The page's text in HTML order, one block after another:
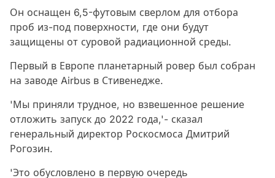
Он оснащен 6,5-футовым сверлом для отбора
проб из-под поверхности, где они будут
защищены от суровой радиационной среды.
Первый в Европе планетарный ровер был собран
на заводе Airbus в Стивенедже.
'Мы приняли трудное, но взвешенное решение
отложить запуск до 2022 года,'- сказал
генеральный директор Роскосмоса Дмитрий
Рогозин.
'Это обусловлено в первую очередь